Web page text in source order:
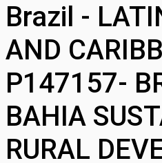
Brazil -
AND
P147157-
BAHIA
RURAL